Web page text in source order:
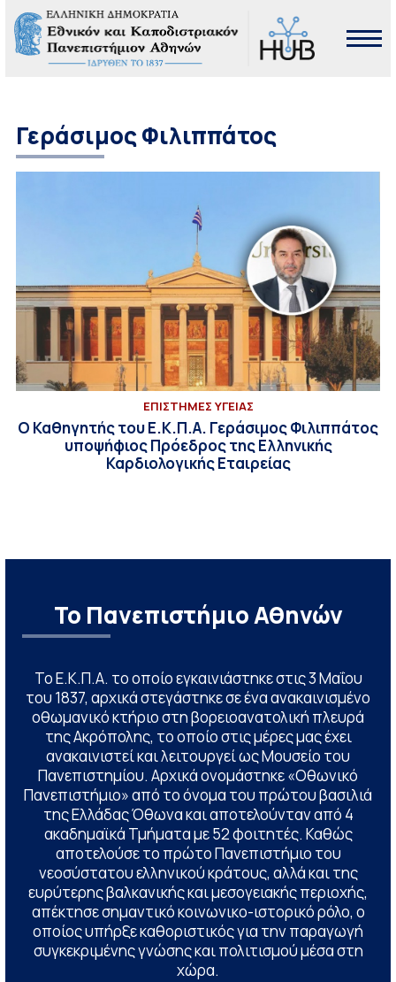
Γεράσιμος Φιλιππάτος
ΕΠΙΣΤΗΜΕΣ ΥΓΕΙΑΣ
O Καθηγητής του Ε.Κ.Π.Α. Γεράσιμος Φιλιππάτος
υποψήφιος Πρόεδρος της Ελληνικής
Καρδιολογικής Εταιρείας
Το Πανεπιστήμιο Αθηνών
Το Ε.Κ.Π.Α. το οποίο εγκαινιάστηκε στις 3 Μαΐου
του 1837, αρχικά στεγάστηκε σε ένα ανακαινισμένο
οθωμανικό κτήριο στη βορειοανατολική πλευρά
της Ακρόπολης, το οποίο στις μέρες μας έχει
ανακαινιστεί και λειτουργεί ως Μουσείο του
Πανεπιστημίου. Αρχικά ονομάστηκε «Οθωνικό
Πανεπιστήμιο» από το όνομα του πρώτου βασιλιά
της Ελλάδας Όθωνα και αποτελούνταν από 4
ακαδημαϊκά Τμήματα με 52 φοιτητές. Καθώς
αποτελούσε το πρώτο Πανεπιστήμιο του
νεοσύστατου ελληνικού κράτους, αλλά και της
ευρύτερης βαλκανικής και μεσογειακής περιοχής,
απέκτησε σημαντικό κοινωνικο-ιστορικό ρόλο, ο
οποίος υπήρξε καθοριστικός για την παραγωγή
συγκεκριμένης γνώσης και πολιτισμού μέσα στη
χώρα.